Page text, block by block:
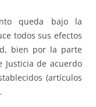
queda bajo la
todos sus efectos
bien por la parte
de acuerdo
(artículos